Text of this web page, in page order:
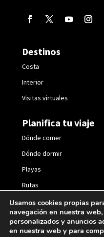
Destinos
Costa
Interior
Visitas virtuales
Planifica tu viaje
Dónde comer
Dónde dormir
Playas
Rutas
Fiestas
Usamos cookies propias
navegación en nuestra
personalizados y anuncios
en nuestra web y para